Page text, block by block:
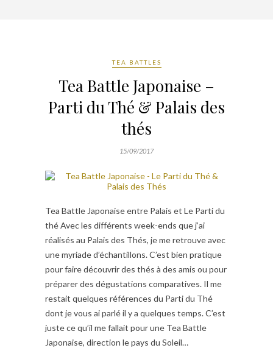
TEA BATTLES
Tea Battle Japonaise –
Parti du Thé & Palais des
thés
15/09/2017
Tea Battle Japonaise entre Palais et Le Parti du
thé Avec les différents week-ends que j’ai
réalisés au Palais des Thés, je me retrouve avec
une myriade d’échantillons. C’est bien pratique
pour faire découvrir des thés à des amis ou pour
préparer des dégustations comparatives. Il me
restait quelques références du Parti du Thé
dont je vous ai parlé il y a quelques temps. C’est
juste ce qu’il me fallait pour une Tea Battle
Japonaise, direction le pays du Soleil…